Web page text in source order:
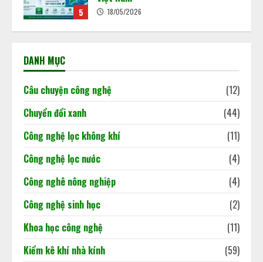
1
2
khung pháp lý mới được Chính phủ
ban hành tại Nghị định
180/2026/NĐ-CP.
3
Khi dấu chân carbon quyết định
doanh nghiệp đi hay ở lại thị trường
4
Báo cáo cập nhật tình hình kinh tế
Việt Nam
DANH MỤC
Câu chuyện công nghệ
(12)
Chuyển đổi xanh
(44)
Công nghệ lọc không khí
(11)
Công nghệ lọc nước
(4)
Công nghê nông nghiệp
(4)
Công nghệ sinh học
(2)
Khoa học công nghệ
(11)
Kiểm kê khí nhà kính
(59)